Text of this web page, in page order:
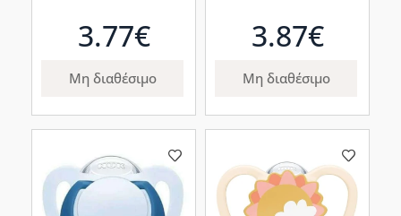
3.77€
Μη διαθέσιμο
3.87€
Μη διαθέσιμο